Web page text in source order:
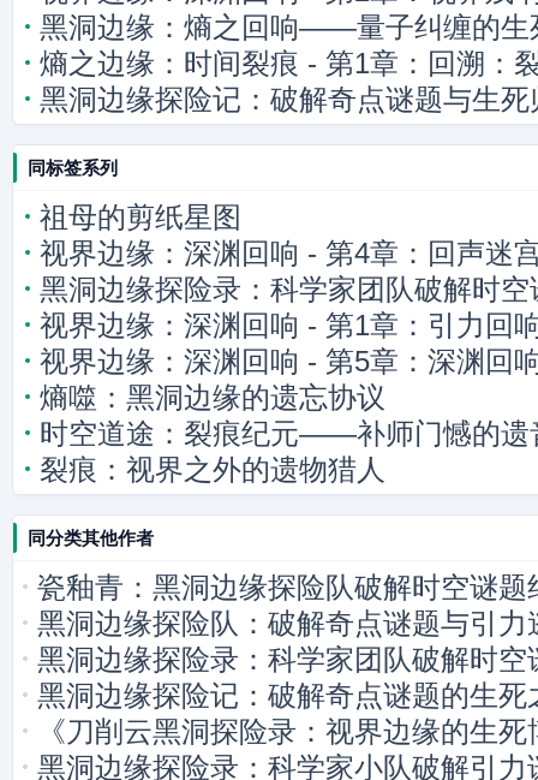
黑洞边缘：熵之回响——量子纠缠的生
熵之边缘：时间裂痕 - 第1章：回溯：
黑洞边缘探险记：破解奇点谜题与生死
同标签系列
祖母的剪纸星图
视界边缘：深渊回响 - 第4章：回声迷
黑洞边缘探险录：科学家团队破解时空
视界边缘：深渊回响 - 第1章：引力回
视界边缘：深渊回响 - 第5章：深渊回
熵噬：黑洞边缘的遗忘协议
时空道途：裂痕纪元——补师门憾的遗
裂痕：视界之外的遗物猎人
同分类其他作者
瓷釉青：黑洞边缘探险队破解时空谜题
黑洞边缘探险队：破解奇点谜题与引力
黑洞边缘探险录：科学家团队破解时空
黑洞边缘探险记：破解奇点谜题的生死
《刀削云黑洞探险录：视界边缘的生死
黑洞边缘探险录：科学家小队破解引力